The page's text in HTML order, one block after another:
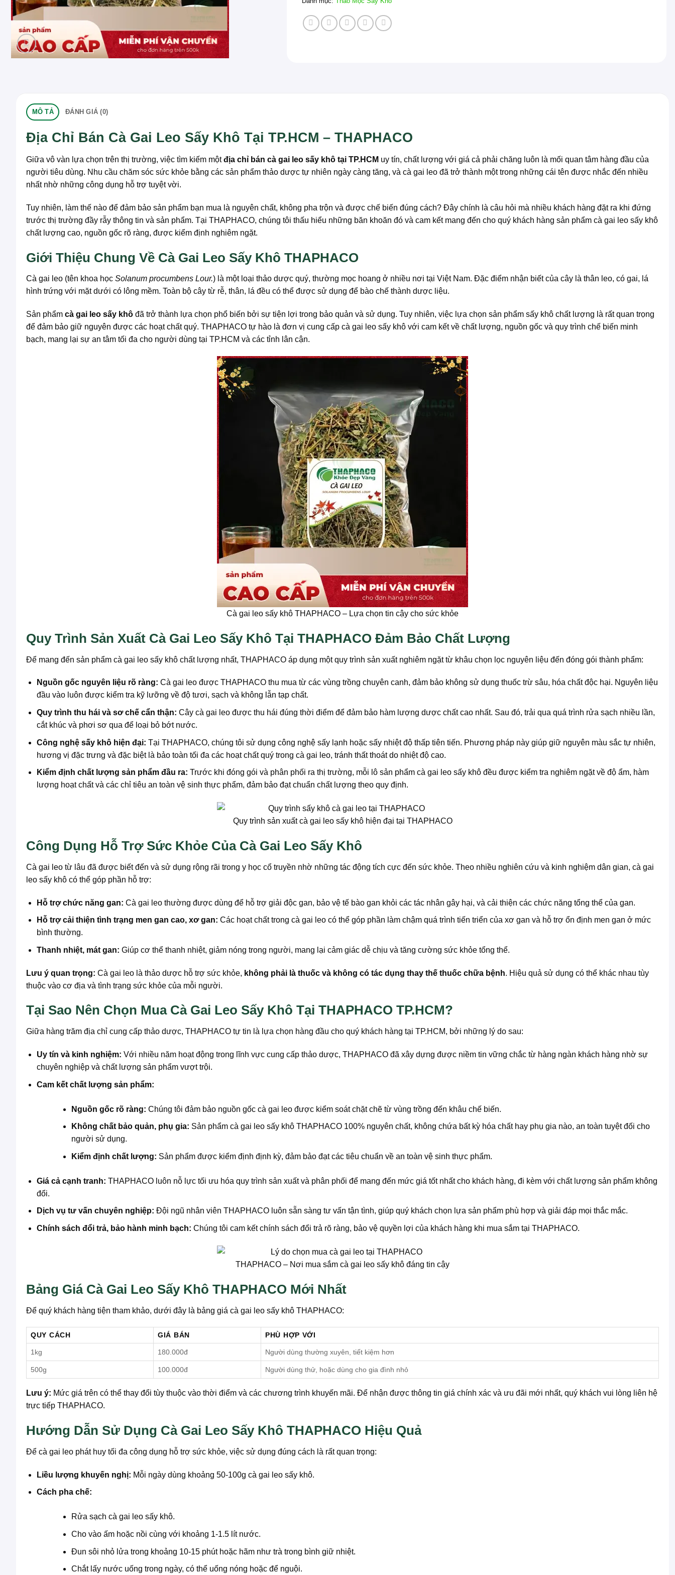
MÔ TẢ ĐÁNH GIÁ (0)
Địa Chỉ Bán Cà Gai Leo Sấy Khô Tại TP.HCM – THAPHACO
Giữa vô vàn lựa chọn trên thị trường, việc tìm kiếm mộtđịa chỉ bán cà gai leo sấy khô tại TP.HCM uy tín, chất lượng với giá cả phải chăng luôn là mối quan tâm hàng đầu của
người tiêu dùng. Nhu cầu chăm sóc sức khỏe bằng các sản phẩm thảo dược tự nhiên ngày càng tăng, và cà gai leo đã trở thành một trong những cái tên được nhắc đến nhiều
nhất nhờ những công dụng hỗ trợ tuyệt vời.
Tuy nhiên, làm thế nào để đảm bảo sản phẩm bạn mua là nguyên chất, không pha trộn và được chế biến đúng cách? Đây chính là câu hỏi mà nhiều khách hàng đặt ra khi đứng
trước thị trường đầy rẫy thông tin và sản phẩm. Tại THAPHACO, chúng tôi thấu hiểu những băn khoăn đó và cam kết mang đến cho quý khách hàng sản phẩm cà gai leo sấy khô
chất lượng cao, nguồn gốc rõ ràng, được kiểm định nghiêm ngặt.
Giới Thiệu Chung Về Cà Gai Leo Sấy Khô THAPHACO
Cà gai leo (tên khoa học Solanum procumbens Lour.) là một loại thảo dược quý, thường mọc hoang ở nhiều nơi tại Việt Nam. Đặc điểm nhận biết của cây là thân leo, có gai, lá
hình trứng với mặt dưới có lông mềm. Toàn bộ cây từ rễ, thân, lá đều có thể được sử dụng để bào chế thành dược liệu.
Sản phẩm cà gai leo sấy khô đã trở thành lựa chọn phổ biến bởi sự tiện lợi trong bảo quản và sử dụng. Tuy nhiên, việc lựa chọn sản phẩm sấy khô chất lượng là rất quan trọng
để đảm bảo giữ nguyên được các hoạt chất quý. THAPHACO tự hào là đơn vị cung cấp cà gai leo sấy khô với cam kết về chất lượng, nguồn gốc và quy trình chế biến minh
bạch, mang lại sự an tâm tối đa cho người dùng tại TP.HCM và các tỉnh lân cận.
Cà gai leo sấy khô THAPHACO – Lựa chọn tin cậy cho sức khỏe
Quy Trình Sản Xuất Cà Gai Leo Sấy Khô Tại THAPHACO Đảm Bảo Chất Lượng
Để mang đến sản phẩm cà gai leo sấy khô chất lượng nhất, THAPHACO áp dụng một quy trình sản xuất nghiêm ngặt từ khâu chọn lọc nguyên liệu đến đóng gói thành phẩm:
Nguồn gốc nguyên liệu rõ ràng: Cà gai leo được THAPHACO thu mua từ các vùng trồng chuyên canh, đảm bảo không sử dụng thuốc trừ sâu, hóa chất độc hại. Nguyên liệu
đầu vào luôn được kiểm tra kỹ lưỡng về độ tươi, sạch và không lẫn tạp chất.
Quy trình thu hái và sơ chế cẩn thận: Cây cà gai leo được thu hái đúng thời điểm để đảm bảo hàm lượng dược chất cao nhất. Sau đó, trải qua quá trình rửa sạch nhiều lần,
cắt khúc và phơi sơ qua để loại bỏ bớt nước.
Công nghệ sấy khô hiện đại: Tại THAPHACO, chúng tôi sử dụng công nghệ sấy lạnh hoặc sấy nhiệt độ thấp tiên tiến. Phương pháp này giúp giữ nguyên màu sắc tự nhiên,
hương vị đặc trưng và đặc biệt là bảo toàn tối đa các hoạt chất quý trong cà gai leo, tránh thất thoát do nhiệt độ cao.
Kiểm định chất lượng sản phẩm đầu ra: Trước khi đóng gói và phân phối ra thị trường, mỗi lô sản phẩm cà gai leo sấy khô đều được kiểm tra nghiêm ngặt về độ ẩm, hàm
lượng hoạt chất và các chỉ tiêu an toàn vệ sinh thực phẩm, đảm bảo đạt chuẩn chất lượng theo quy định.
Quy trình sản xuất cà gai leo sấy khô hiện đại tại THAPHACO
Công Dụng Hỗ Trợ Sức Khỏe Của Cà Gai Leo Sấy Khô
Cà gai leo từ lâu đã được biết đến và sử dụng rộng rãi trong y học cổ truyền nhờ những tác động tích cực đến sức khỏe. Theo nhiều nghiên cứu và kinh nghiệm dân gian, cà gai
leo sấy khô có thể góp phần hỗ trợ:
Hỗ trợ chức năng gan: Cà gai leo thường được dùng để hỗ trợ giải độc gan, bảo vệ tế bào gan khỏi các tác nhân gây hại, và cải thiện các chức năng tổng thể của gan.
Hỗ trợ cải thiện tình trạng men gan cao, xơ gan: Các hoạt chất trong cà gai leo có thể góp phần làm chậm quá trình tiến triển của xơ gan và hỗ trợ ổn định men gan ở mức
bình thường.
Thanh nhiệt, mát gan: Giúp cơ thể thanh nhiệt, giảm nóng trong người, mang lại cảm giác dễ chịu và tăng cường sức khỏe tổng thể.
Lưu ý quan trọng: Cà gai leo là thảo dược hỗ trợ sức khỏe, không phải là thuốc và không có tác dụng thay thế thuốc chữa bệnh. Hiệu quả sử dụng có thể khác nhau tùy
thuộc vào cơ địa và tình trạng sức khỏe của mỗi người.
Tại Sao Nên Chọn Mua Cà Gai Leo Sấy Khô Tại THAPHACO TP.HCM?
Giữa hàng trăm địa chỉ cung cấp thảo dược, THAPHACO tự tin là lựa chọn hàng đầu cho quý khách hàng tại TP.HCM, bởi những lý do sau:
Uy tín và kinh nghiệm: Với nhiều năm hoạt động trong lĩnh vực cung cấp thảo dược, THAPHACO đã xây dựng được niềm tin vững chắc từ hàng ngàn khách hàng nhờ sự
chuyên nghiệp và chất lượng sản phẩm vượt trội.
Cam kết chất lượng sản phẩm:
Nguồn gốc rõ ràng: Chúng tôi đảm bảo nguồn gốc cà gai leo được kiểm soát chặt chẽ từ vùng trồng đến khâu chế biến.
Không chất bảo quản, phụ gia: Sản phẩm cà gai leo sấy khô THAPHACO 100% nguyên chất, không chứa bất kỳ hóa chất hay phụ gia nào, an toàn tuyệt đối cho
người sử dụng.
Kiểm định chất lượng: Sản phẩm được kiểm định định kỳ, đảm bảo đạt các tiêu chuẩn về an toàn vệ sinh thực phẩm.
Giá cả cạnh tranh: THAPHACO luôn nỗ lực tối ưu hóa quy trình sản xuất và phân phối để mang đến mức giá tốt nhất cho khách hàng, đi kèm với chất lượng sản phẩm không
đổi.
Dịch vụ tư vấn chuyên nghiệp: Đội ngũ nhân viên THAPHACO luôn sẵn sàng tư vấn tận tình, giúp quý khách chọn lựa sản phẩm phù hợp và giải đáp mọi thắc mắc.
Chính sách đổi trả, bảo hành minh bạch: Chúng tôi cam kết chính sách đổi trả rõ ràng, bảo vệ quyền lợi của khách hàng khi mua sắm tại THAPHACO.
THAPHACO – Nơi mua sắm cà gai leo sấy khô đáng tin cậy
Bảng Giá Cà Gai Leo Sấy Khô THAPHACO Mới Nhất
Để quý khách hàng tiện tham khảo, dưới đây là bảng giá cà gai leo sấy khô THAPHACO:
QUY CÁCH GIÁ BÁN PHÙ HỢP VỚI
1kg 180.000đ Người dùng thường xuyên, tiết kiệm hơn
500g 100.000đ Người dùng thử, hoặc dùng cho gia đình nhỏ
Lưu ý: Mức giá trên có thể thay đổi tùy thuộc vào thời điểm và các chương trình khuyến mãi. Để nhận được thông tin giá chính xác và ưu đãi mới nhất, quý khách vui lòng liên hệ
trực tiếp THAPHACO.
Hướng Dẫn Sử Dụng Cà Gai Leo Sấy Khô THAPHACO Hiệu Quả
Để cà gai leo phát huy tối đa công dụng hỗ trợ sức khỏe, việc sử dụng đúng cách là rất quan trọng:
Liều lượng khuyến nghị: Mỗi ngày dùng khoảng 50-100g cà gai leo sấy khô.
Cách pha chế:
Rửa sạch cà gai leo sấy khô.
Cho vào ấm hoặc nồi cùng với khoảng 1-1.5 lít nước.
Đun sôi nhỏ lửa trong khoảng 10-15 phút hoặc hãm như trà trong bình giữ nhiệt.
Chắt lấy nước uống trong ngày, có thể uống nóng hoặc để nguội.